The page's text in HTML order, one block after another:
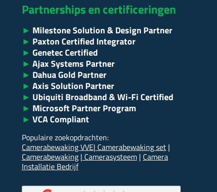
Partnerships en certificeringen
► Milestone Solution & Design Partner
► Paxton Certified Integrator
► Genetec Certified
► Ajax Systems Partner
► Dahua Gold Partner
► Axis Solution Partner
► Ubiquiti Broadband & Wi-Fi Certified
► Microsoft Partner Program
► VCA Compliant
Populaire zoekopdrachten:
Camerabewaking VVE| Camerabewaking set|
Camerabewaking| Camerasysteem| Camera
Installatie Bedrijf